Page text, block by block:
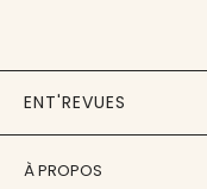
ENT'REVUES
À PROPOS